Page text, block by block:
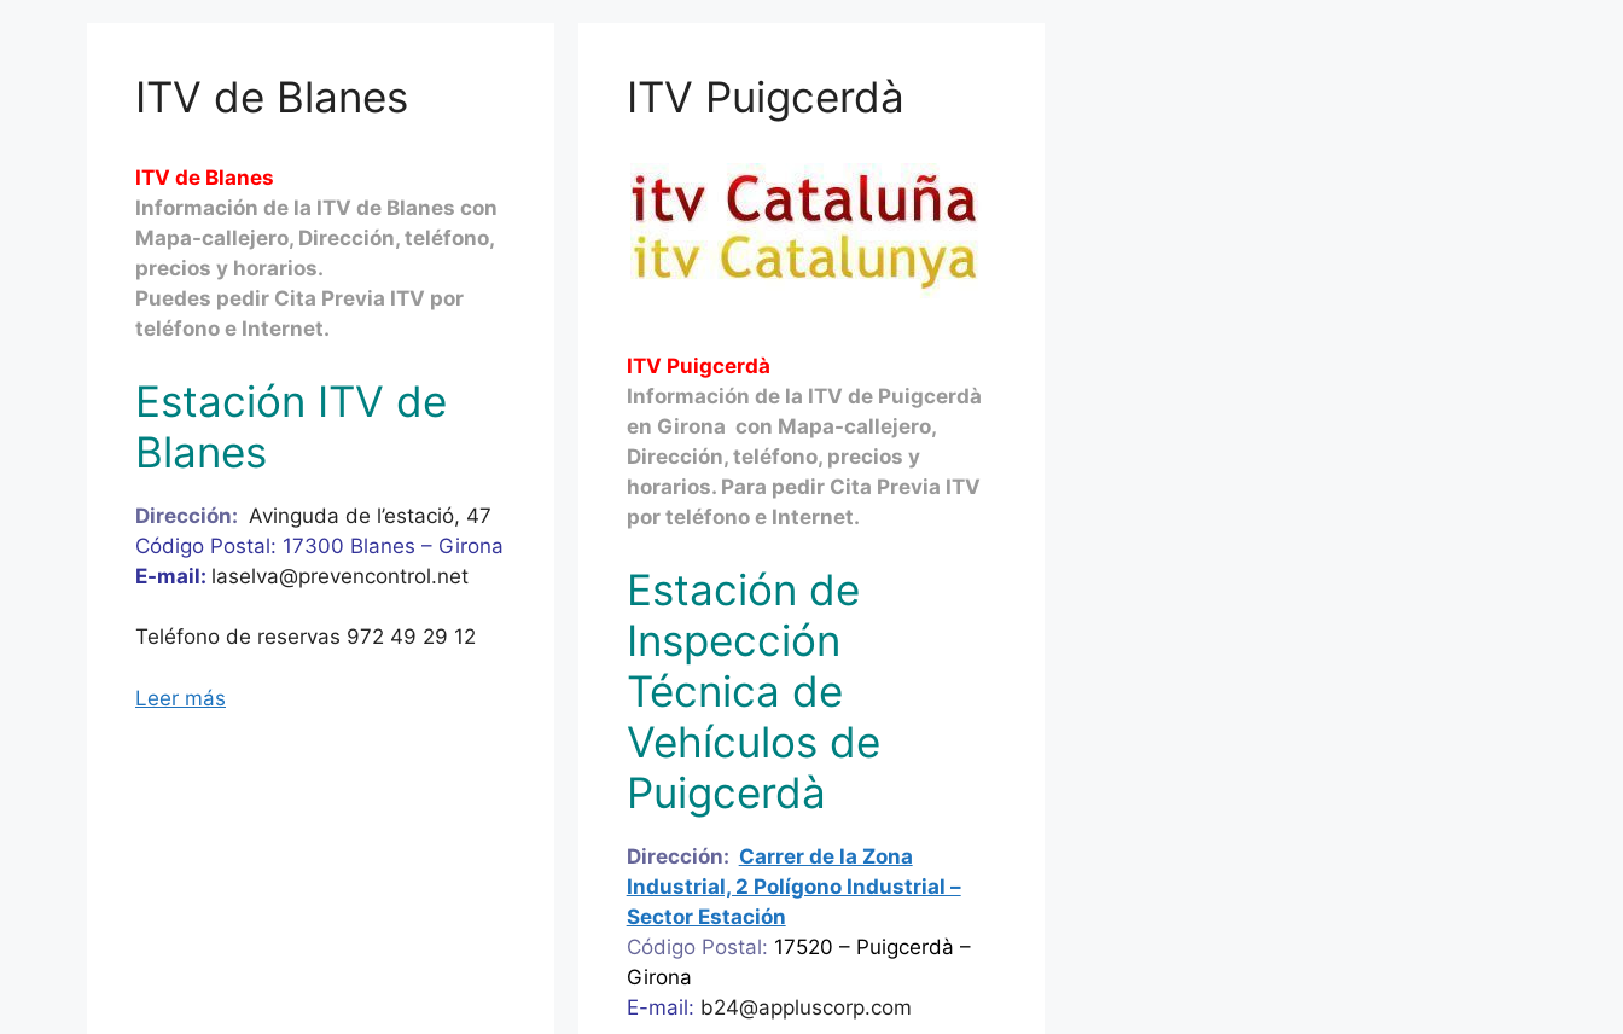
ITV de Blanes
ITV de Blanes
Información de la ITV de Blanes con
Mapa-callejero, Dirección, teléfono,
precios y horarios.
Puedes pedir Cita Previa ITV por
teléfono e Internet.
Estación ITV de
Blanes
Dirección: Avinguda de l’estació, 47
Código Postal: 17300 Blanes – Girona
E-mail: laselva@prevencontrol.net
Teléfono de reservas 972 49 29 12
Leer más
ITV Puigcerdà
ITV Puigcerdà
Información de la ITV de Puigcerdà
en Girona con Mapa-callejero,
Dirección, teléfono, precios y
horarios. Para pedir Cita Previa ITV
por teléfono e Internet.
Estación de
Inspección
Técnica de
Vehículos de
Puigcerdà
Dirección: Carrer de la Zona
Industrial, 2 Polígono Industrial –
Sector Estación
Código Postal: 17520 – Puigcerdà –
Girona
E-mail: b24@appluscorp.com